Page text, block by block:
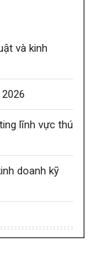
và kinh
lĩnh vực thú
doanh kỹ